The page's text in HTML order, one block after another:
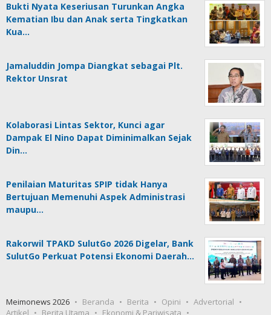
Bukti Nyata Keseriusan Turunkan Angka
Kematian Ibu dan Anak serta Tingkatkan
Kua…
Jamaluddin Jompa Diangkat sebagai Plt.
Rektor Unsrat
Kolaborasi Lintas Sektor, Kunci agar
Dampak El Nino Dapat Diminimalkan Sejak
Din…
Penilaian Maturitas SPIP tidak Hanya
Bertujuan Memenuhi Aspek Administrasi
maupu…
Rakorwil TPAKD SulutGo 2026 Digelar, Bank
SulutGo Perkuat Potensi Ekonomi Daerah…
Meimonews 2026 Beranda Berita Opini
Advertorial
Artikel
Berita Utama Ekonomi & Pariwisata